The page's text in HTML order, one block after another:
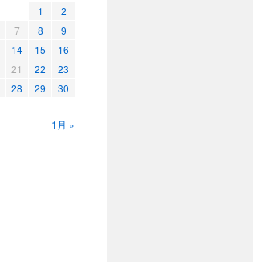
1
2
7 8
9
14 15
16
21 22
23
28 29
30
1月 »